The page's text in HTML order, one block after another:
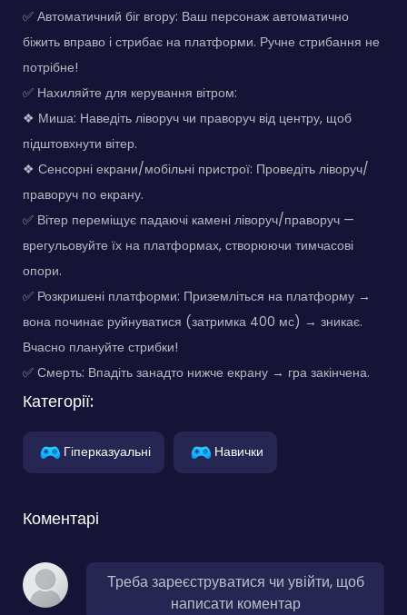
✅ Автоматичний біг вгору: Ваш персонаж автоматично
біжить вправо і стрибає на платформи. Ручне стрибання не
потрібне!
✅ Нахиляйте для керування вітром:
❖ Миша: Наведіть ліворуч чи праворуч від центру, щоб
підштовхнути вітер.
❖ Сенсорні екрани/мобільні пристрої: Проведіть ліворуч/
праворуч по екрану.
✅ Вітер переміщує падаючі камені ліворуч/праворуч —
врегульовуйте їх на платформах, створюючи тимчасові
опори.
✅ Розкришені платформи: Приземліться на платформу →
вона починає руйнуватися (затримка 400 мс) → зникає.
Вчасно плануйте стрибки!
✅ Смерть: Впадіть занадто нижче екрану → гра закінчена.
Категорії:
Гіперказуальні Навички
Коментарі
Треба зареєструватися чи увійти, щоб
написати коментар